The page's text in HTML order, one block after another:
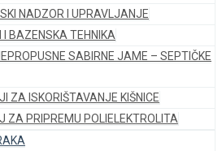
NADZOR I UPRAVLJANJE
I BAZENSKA TEHNIKA
SABIRNE JAME – SEPTIČKE
ZA ISKORIŠTAVANJE KIŠNICE
ZA PRIPREMU POLIELEKTROLITA